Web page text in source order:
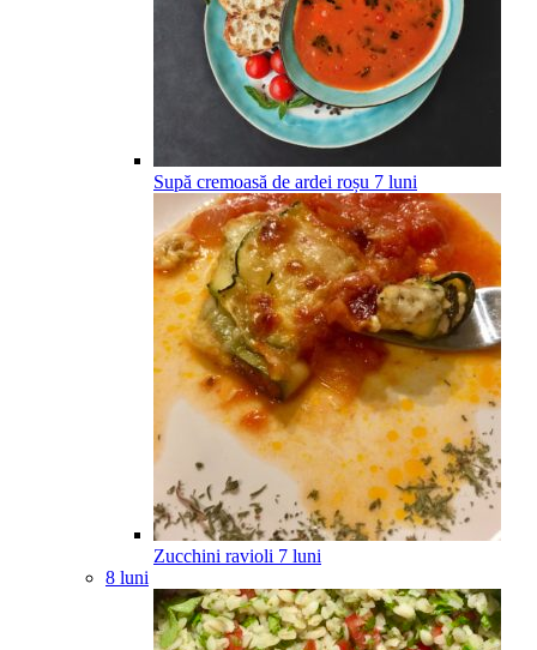
Supă cremoasă de ardei roșu 7 luni
Zucchini ravioli 7 luni
8 luni